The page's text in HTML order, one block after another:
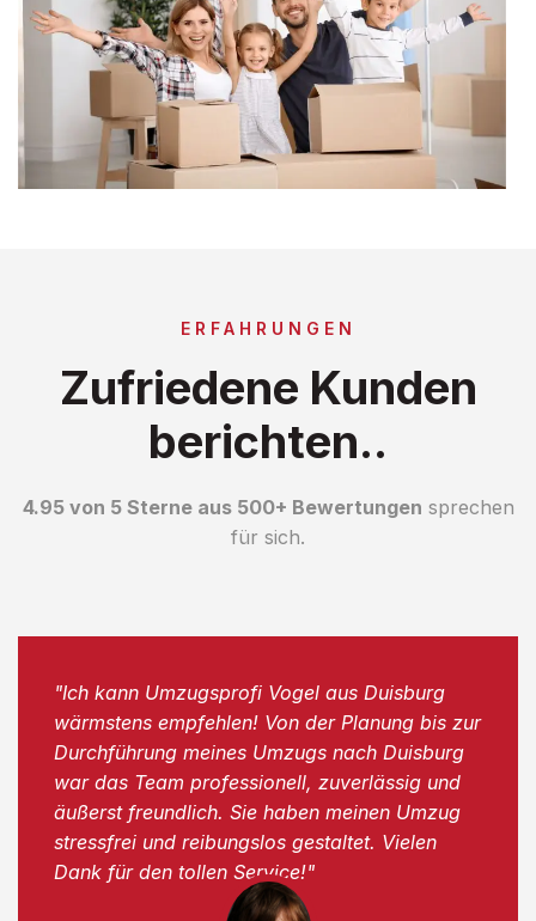
ERFAHRUNGEN
Zufriedene Kunden
berichten..
4.95 von 5 Sterne aus 500+ Bewertungen sprechen
für sich.
"Ich kann Umzugsprofi Vogel aus Duisburg
wärmstens empfehlen! Von der Planung bis zur
Durchführung meines Umzugs nach Duisburg
war das Team professionell, zuverlässig und
äußerst freundlich. Sie haben meinen Umzug
stressfrei und reibungslos gestaltet. Vielen
Dank für den tollen Service!"